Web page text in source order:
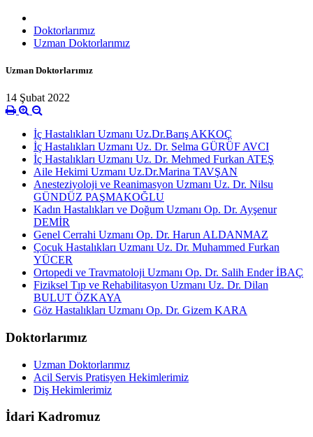
Doktorlarımız
Uzman Doktorlarımız
Uzman Doktorlarımız
14 Şubat 2022
İç Hastalıkları Uzmanı Uz.Dr.Barış AKKOÇ
İç Hastalıkları Uzmanı Uz. Dr. Selma GÜRÜF AVCI
İç Hastalıkları Uzmanı Uz. Dr. Mehmed Furkan ATEŞ
Aile Hekimi Uzmanı Uz.Dr.Marina TAVŞAN
Anesteziyoloji ve Reanimasyon Uzmanı Uz. Dr. Nilsu
GÜNDÜZ PAŞMAKOĞLU
Kadın Hastalıkları ve Doğum Uzmanı Op. Dr. Ayşenur
DEMİR
Genel Cerrahi Uzmanı Op. Dr. Harun ALDANMAZ
Çocuk Hastalıkları Uzmanı Uz. Dr. Muhammed Furkan
YÜCER
Ortopedi ve Travmatoloji Uzmanı Op. Dr. Salih Ender İBAÇ
Fiziksel Tıp ve Rehabilitasyon Uzmanı Uz. Dr. Dilan
BULUT ÖZKAYA
Göz Hastalıkları Uzmanı Op. Dr. Gizem KARA
Doktorlarımız
Uzman Doktorlarımız
Acil Servis Pratisyen Hekimlerimiz
Diş Hekimlerimiz
İdari Kadromuz